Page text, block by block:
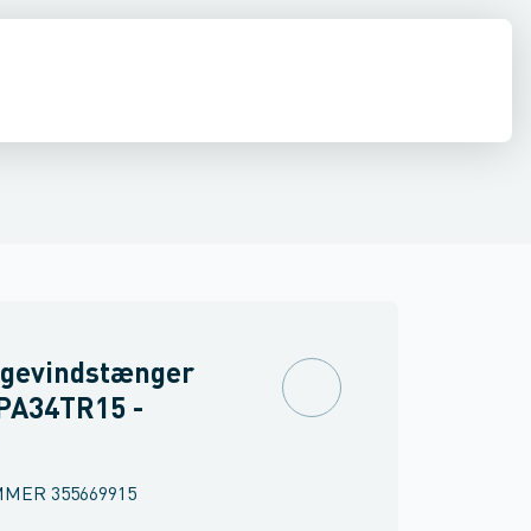
gevindstænger
-
355669915